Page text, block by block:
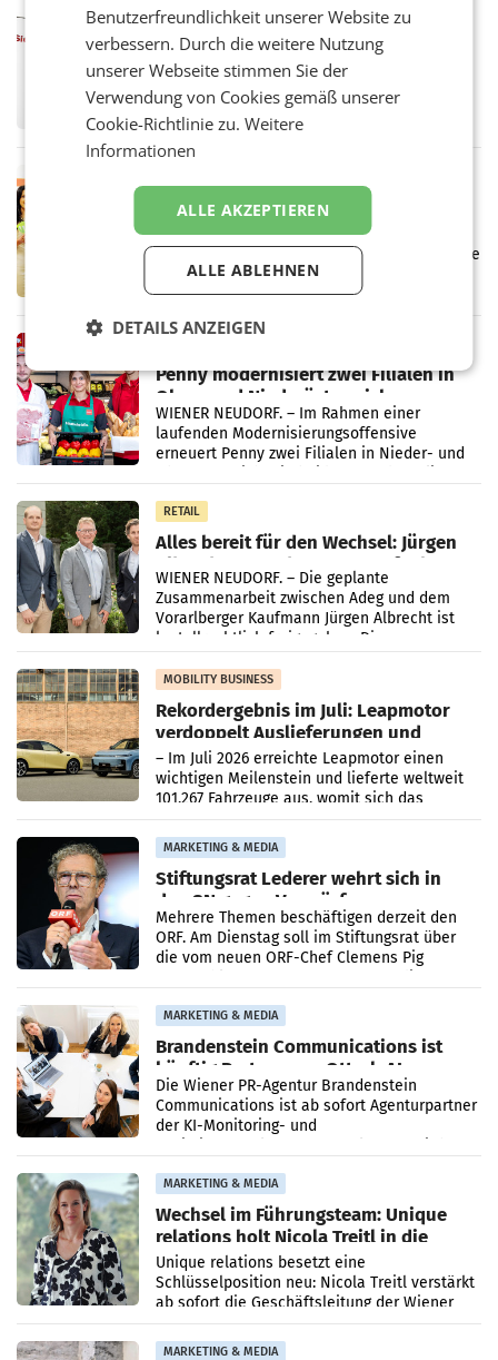
MARKETING & MEDIA
ProSiebenSat.1 spart und macht
überraschend viel Gewinn
UNTERFÖHRING/MAILAND/AMSTERDAM. Der
Fernsehkonzern ProSiebenSat.1 hat im
Frühjahr dank Kostensenkungen operativ
Markterwartung deutlich übertroffen.
Eine Bühne für Zirkularität: ARA und
Müller informieren am POS über
Kreislauffähigkeit
Über den gesamten August hinweg rücken die
Altstoff Recycling Austria AG (ARA) und der
Handelskonzern Müller die Initiative
Müller-Filialen
Penny modernisiert zwei Filialen in
Ober- und Niederösterreich
WIENER NEUDORF. – Im Rahmen einer
laufenden Modernisierungsoffensive
erneuert Penny zwei Filialen in Nieder- und
RETAIL
Alles bereit für den Wechsel: Jürgen
Albrecht setzt ab 1.1.2027 auf Adeg
WIENER NEUDORF. – Die geplante
Zusammenarbeit zwischen Adeg und dem
Vorarlberger Kaufmann Jürgen Albrecht ist
kartellrechtlich freigegeben: Die
Bundeswettbewerbsbehörde und der
Bundeskartellanwalt
MOBILITY BUSINESS
Rekordergebnis im Juli: Leapmotor
verdoppelt Auslieferungen und
überschreitet die 100.000er-Marke
– Im Juli 2026 erreichte Leapmotor einen
wichtigen Meilenstein und lieferte weltweit
101.267 Fahrzeuge aus, womit sich das
Ergebnis gegenüber Juli 2025 mehr als
verdoppelte (+102
MARKETING & MEDIA
Stiftungsrat Lederer wehrt sich in
den SN gegen Vorwürfe
Mehrere Themen beschäftigen derzeit den
ORF. Am Dienstag soll im Stiftungsrat über
die vom neuen ORF-Chef Clemens Pig
MARKETING & MEDIA
Brandenstein Communications ist
künftig Partner von OtterlyAI
Die Wiener PR-Agentur Brandenstein
Communications ist ab sofort Agenturpartner
der KI-Monitoring- und
MARKETING & MEDIA
Wechsel im Führungsteam: Unique
relations holt Nicola Treitl in die
Geschäftsleitung
Unique relations besetzt eine
Schlüsselposition neu: Nicola Treitl verstärkt
ab sofort die Geschäftsleitung der Wiener
PR-Agentur an der Seite von Josef Kalina und
Anna Kalina-Mahr.
MARKETING & MEDIA
Benutzerfreundlichkeit unserer Website zu
verbessern. Durch die weitere Nutzung
unserer Webseite stimmen Sie der
Verwendung von Cookies gemäß unserer
Cookie-Richtlinie zu.Weitere
Informationen
ALLE AKZEPTIEREN
ALLE ABLEHNEN
DETAILS ANZEIGEN